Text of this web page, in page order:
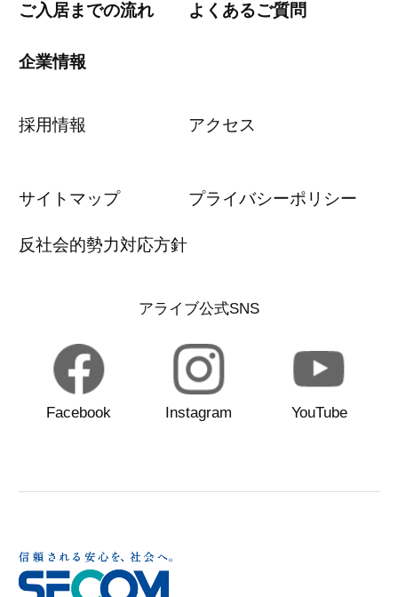
ご入居までの流れ よくあるご質問
企業情報
採用情報 アクセス
サイトマップ プライバシーポリシー
反社会的勢力対応方針
アライブ公式SNS
Facebook Instagram YouTube